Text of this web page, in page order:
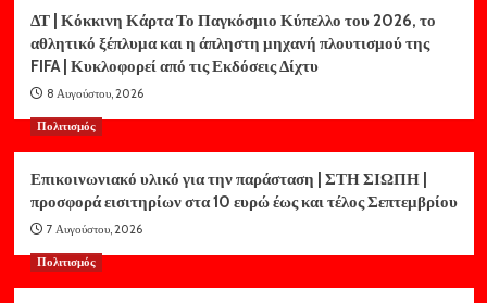
ΔΤ | Κόκκινη Κάρτα Το Παγκόσμιο Κύπελλο του 2026, το
αθλητικό ξέπλυμα και η άπληστη μηχανή πλουτισμού της
FIFA | Κυκλοφορεί από τις Εκδόσεις Δίχτυ
8 Αυγούστου, 2026
Πολιτισμός
Επικοινωνιακό υλικό για την παράσταση | ΣΤΗ ΣΙΩΠΗ |
προσφορά εισιτηρίων στα 10 ευρώ έως και τέλος Σεπτεμβρίου
7 Αυγούστου, 2026
Πολιτισμός